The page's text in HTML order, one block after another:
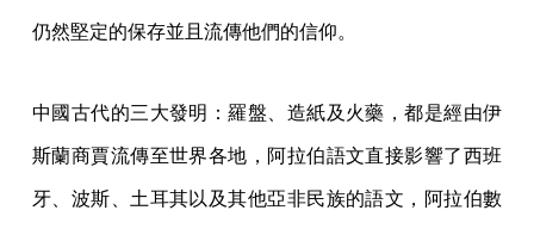
仍然堅定的保存並且流傳他們的信仰。
中國古代的三大發明：羅盤、造紙及火藥，都是經由伊
斯蘭商賈流傳至世界各地，阿拉伯語文直接影響了西班
牙、波斯、土耳其以及其他亞非民族的語文，阿拉伯數